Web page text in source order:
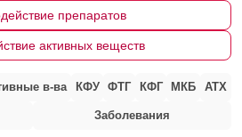
препаратов
активных веществ
в-ва КФУ ФТГ КФГ МКБ АТХ
Заболевания